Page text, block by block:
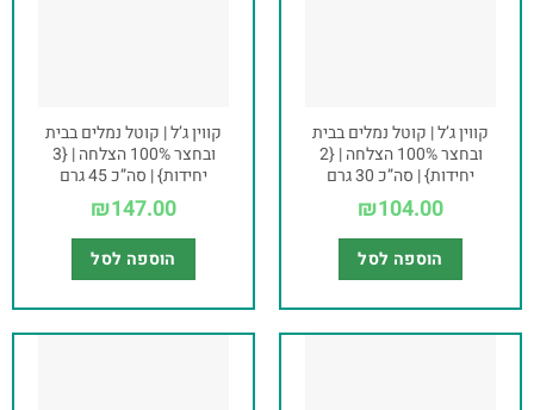
קווין ג’ל | קוטל נמלים בבית
ובחצר 100% הצלחה | {2
יחידות} | סה”כ 30 גרם
₪104.00
הוספה לסל
קווין ג’ל | קוטל נמלים בבית
ובחצר 100% הצלחה | {3
יחידות} | סה”כ 45 גרם
₪147.00
הוספה לסל